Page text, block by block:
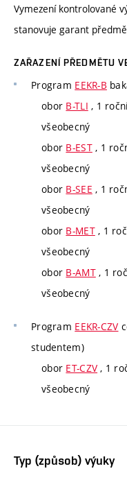
Vymezení kontrolované
stanovuje garant
ZAŘAZENÍ PŘEDMĚTU
Program EEKR-B
obor B-TLI , 1
všeobecný
obor B-EST, 1
všeobecný
obor B-SEE , 1
všeobecný
obor B-MET, 1
všeobecný
obor B-AMT, 1
všeobecný
Program EEKR-CZV
studentem)
obor ET-CZV , 1
všeobecný
Typ (způsob) výuky